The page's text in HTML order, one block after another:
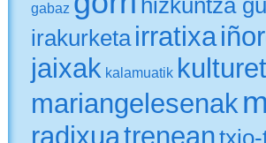
gabaz
hizkuntza
irakurketa irratixa
jaixak kalamuatik
mariangelesenak
radixuatrenean